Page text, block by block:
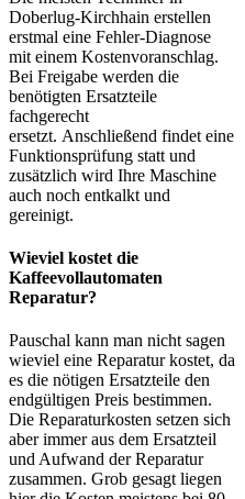
Doberlug-Kirchhain erstellen
erstmal eine Fehler-Diagnose
mit einem Kostenvoranschlag.
Bei Freigabe werden die
benötigten Ersatzteile
fachgerecht
ersetzt. Anschließend findet eine
Funktionsprüfung statt und
zusätzlich wird Ihre Maschine
auch noch entkalkt und
gereinigt.
Wieviel kostet die
Kaffeevollautomaten
Reparatur?
Pauschal kann man nicht sagen
wieviel eine Reparatur kostet, da
es die nötigen Ersatzteile den
endgültigen Preis bestimmen.
Die Reparaturkosten setzen sich
aber immer aus dem Ersatzteil
und Aufwand der Reparatur
zusammen. Grob gesagt liegen